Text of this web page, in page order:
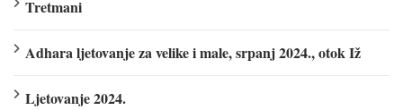
Tretmani
Adhara ljetovanje za velike i male, srpanj 2024., otok Iž
Ljetovanje 2024.